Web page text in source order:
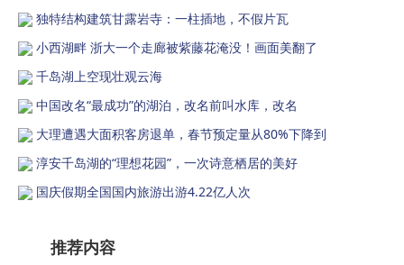
独特结构建筑甘露岩寺：一柱插地，不假片瓦
小西湖畔 浙大一个走廊被紫藤花淹没！画面美翻了
千岛湖上空现壮观云海
中国改名“最成功”的湖泊，改名前叫水库，改名
大理遭遇大面积客房退单，春节预定量从80%下降到
淳安千岛湖的“理想花园”，一次诗意栖居的美好
国庆假期全国国内旅游出游4.22亿人次
推荐内容